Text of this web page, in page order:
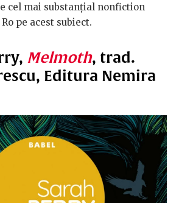
cel mai substanțial nonfiction
pe acest subiect.
Melmoth, trad.
Editura Nemira